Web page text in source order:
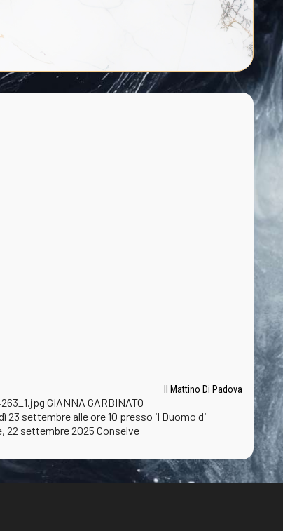
Il Mattino Di Padova
GIANNA GARBINATO
settembre alle ore 10 presso il Duomo di
22 settembre 2025 Conselve